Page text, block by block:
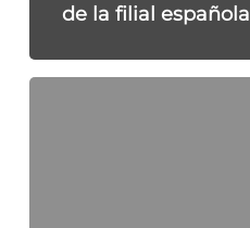
de la filial española